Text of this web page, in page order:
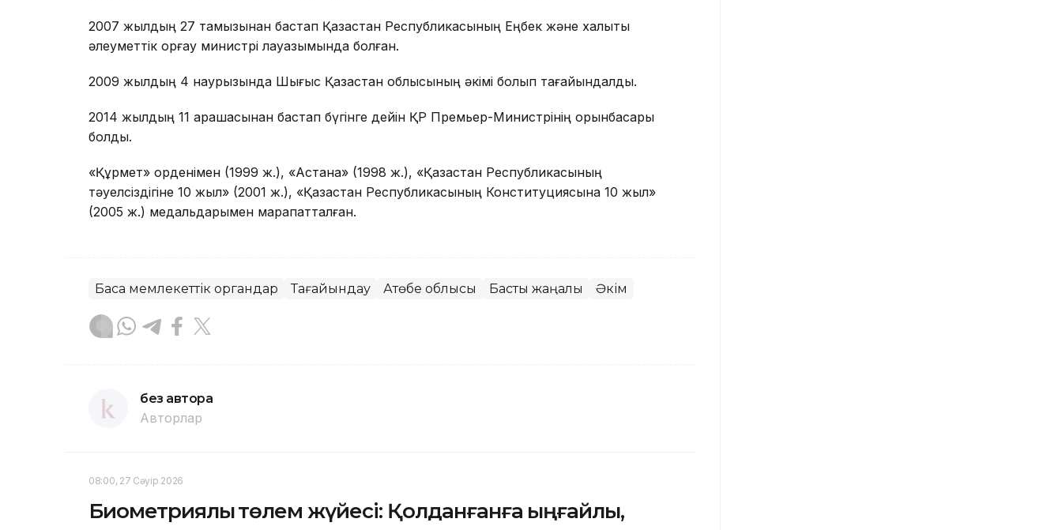
2007 жылдың 27 тамызынан бастап Қазақстан Республикасының Еңбек және халықты
әлеуметтік қорғау министрі лауазымында болған.
2009 жылдың 4 наурызында Шығыс Қазақстан облысының әкімі болып тағайындалды.
2014 жылдың 11 қарашасынан бастап бүгінге дейін ҚР Премьер-Министрінің орынбасары
болды.
«Құрмет» орденімен (1999 ж.), «Астана» (1998 ж.), «Қазақстан Республикасының
тәуелсіздігіне 10 жыл» (2001 ж.), «Қазақстан Республикасының Конституциясына 10 жыл»
(2005 ж.) медальдарымен марапатталған.
Басқа мемлекеттік органдар Тағайындау Ақтөбе облысы Басты жаңалық Әкім
без автора
Авторлар
08:00, 27 Сәуір 2026
Биометриялық төлем жүйесі: Қолданғанға ыңғайлы,